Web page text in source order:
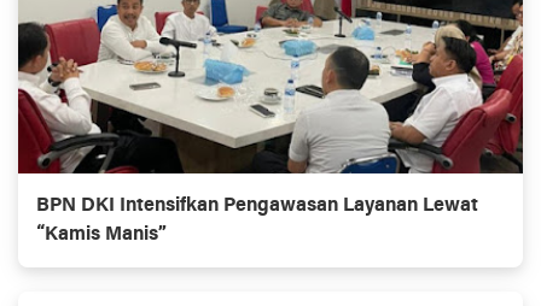
BPN DKI Intensifkan Pengawasan Layanan Lewat
“Kamis Manis”